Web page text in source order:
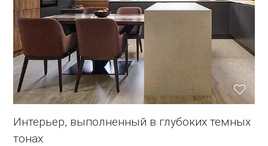
Интерьер, выполненный в глубоких темных
тонах